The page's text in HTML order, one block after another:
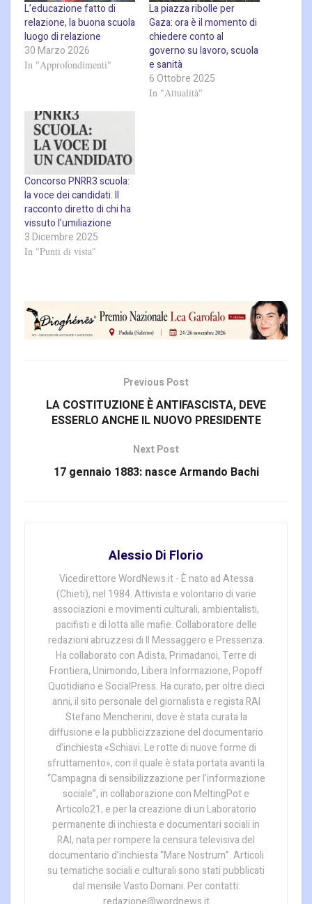
L’educazione fatto di
relazione, la buona scuola
luogo di relazione
30 Marzo 2026
In "Approfondimenti"
La piazza ribolle per
Gaza: ora è il momento di
chiedere conto al
governo su lavoro, scuola
e sanità
6 Ottobre 2025
In "Attualità"
Concorso PNRR3 scuola:
la voce dei candidati. Il
racconto diretto di chi ha
vissuto l’umiliazione
3 Dicembre 2025
In "Punti di vista"
Previous Post
LA COSTITUZIONE È ANTIFASCISTA, DEVE
ESSERLO ANCHE IL NUOVO PRESIDENTE
Next Post
17 gennaio 1883: nasce Armando Bachi
Alessio Di Florio
Vicedirettore WordNews.it - È nato ad Atessa
(Chieti), nel 1984. Attivista e volontario di varie
associazioni e movimenti culturali, ambientalisti,
pacifisti e di lotta alle mafie. Collaboratore delle
redazioni abruzzesi di Il Messaggero e Pressenza.
Ha collaborato con Adista, Primadanoi, Terre di
Frontiera, Unimondo, Libera Informazione, Popoff
Quotidiano e SocialPress. Ha curato, per oltre dieci
anni, il sito personale del giornalista e regista RAI
Stefano Mencherini, dove è stata curata la
diffusione e la pubblicizzazione del documentario
d’inchiesta «Schiavi. Le rotte di nuove forme di
sfruttamento», con il quale è stata portata avanti la
“Campagna di sensibilizzazione per l’informazione
sociale”, in collaborazione con MeltingPot e
Articolo21, e per la creazione di un Laboratorio
permanente di inchiesta e documentari sociali in
RAI, nata per rompere la censura televisiva del
documentario d’inchiesta “Mare Nostrum”. Articoli
su tematiche sociali e culturali sono stati pubblicati
dal mensile Vasto Domani. Per contatti: